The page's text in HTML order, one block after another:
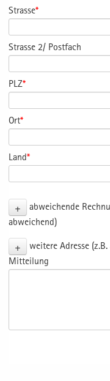
Strasse*
Strasse 2/ Postfach
PLZ*
Ort*
Land*
+
abweichende
abweichend)
+
weitere Adresse
Mitteilung